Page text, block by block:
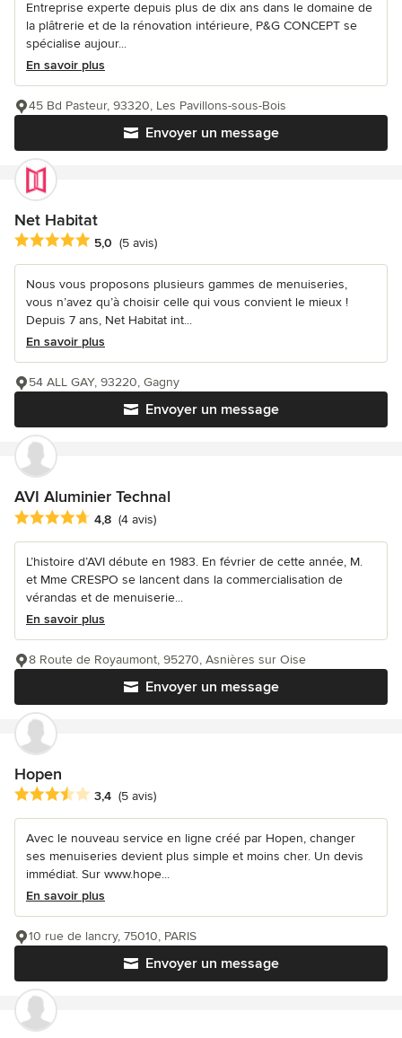
Entreprise experte depuis plus de dix ans dans le domaine de
la plâtrerie et de la rénovation intérieure, P&G CONCEPT se
spécialise aujour...
En savoir plus
Envoyer un message
45 Bd Pasteur, 93320, Les Pavillons-sous-Bois
Net Habitat
Note moyenne : 5 étoiles sur 5
5,0 (5 avis)
Nous vous proposons plusieurs gammes de menuiseries,
vous n’avez qu’à choisir celle qui vous convient le mieux !
Depuis 7 ans, Net Habitat int...
En savoir plus
Envoyer un message
54 ALL GAY, 93220, Gagny
AVI Aluminier Technal
Note moyenne : 4.8 étoiles sur 5
4,8 (4 avis)
L’histoire d’AVI débute en 1983. En février de cette année, M.
et Mme CRESPO se lancent dans la commercialisation de
vérandas et de menuiserie...
En savoir plus
Envoyer un message
8 Route de Royaumont, 95270, Asnières sur Oise
Hopen
Note moyenne : 3.4 étoiles sur 5
3,4 (5 avis)
Avec le nouveau service en ligne créé par Hopen, changer
ses menuiseries devient plus simple et moins cher. Un devis
immédiat. Sur www.hope...
En savoir plus
Envoyer un message
10 rue de lancry, 75010, PARIS